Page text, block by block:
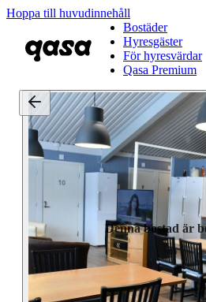
Hoppa till huvudinnehåll
Bostäder
Hyresgäster
För hyresvärdar
Qasa Premium
Denna bostad är